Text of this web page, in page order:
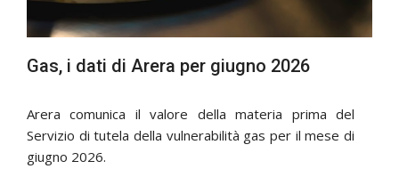
Gas, i dati di Arera per giugno 2026
Arera comunica il valore della materia prima del
Servizio di tutela della vulnerabilità gas per il mese di
giugno 2026.